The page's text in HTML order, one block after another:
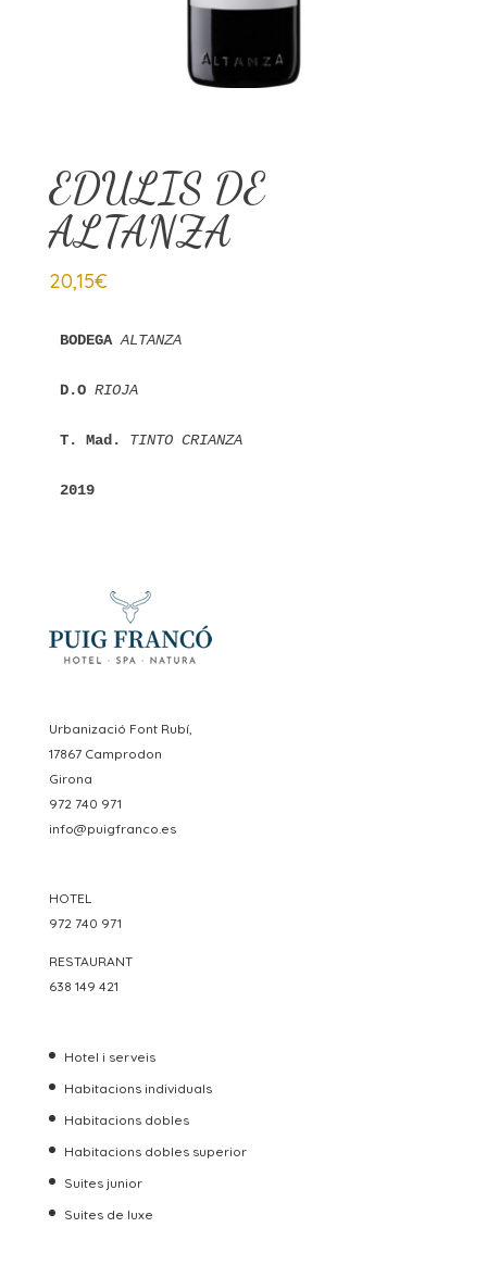
EDULIS DE
ALTANZA
20,15€
BODEGA ALTANZA
D.O RIOJA
T. Mad. TINTO CRIANZA
2019
Urbanizació Font Rubí,
17867 Camprodon
Girona
972 740 971
info@puigfranco.es
HOTEL
972 740 971
RESTAURANT
638 149 421
Hotel i serveis
Habitacions individuals
Habitacions dobles
Habitacions dobles superior
Suites junior
Suites de luxe